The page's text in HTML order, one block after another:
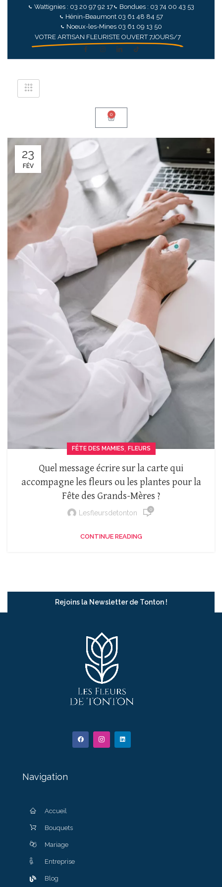
Wattignies : 03 20 97 92 17
Bondues : 03 74 00 43 53
Hénin-Beaumont 03 61 48 84 57
Noeux-les-Mines 03 61 09 13 50
VOTRE ARTISAN FLEURISTE OUVERT 7JOURS/7
0
23
FÉV
FÊTE DES MAMIES, FLEURS
Quel message écrire sur la carte qui
accompagne les fleurs ou les plantes pour la
Fête des Grands-Mères ?
Lesfleursdetonton 0
CONTINUE READING
Rejoins la Newsletter de Tonton !
Navigation
Accueil
Bouquets
Mariage
Entreprise
Blog